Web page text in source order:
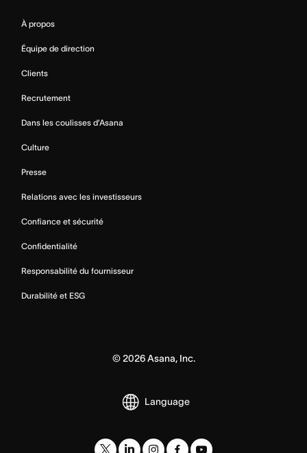
À propos
Équipe de direction
Clients
Recrutement
Dans les coulisses d’Asana
Culture
Presse
Relations avec les investisseurs
Confiance et sécurité
Confidentialité
Responsabilité du fournisseur
Durabilité et ESG
© 2026Asana, Inc.
Language